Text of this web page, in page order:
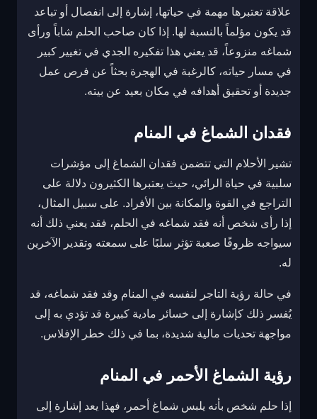
علاقة تعتبرها مهمة في حياتها، إشارة إلى انفصال أو تباعد
قد يكون مؤلماً بالنسبة لها. إذا كان صاحب الحلم شاباً ورأى
شماغه منزوعاً، قد يعني هذا تفكيره الجدي في تغيير كبير
في مسار حياته، كالرغبة في الهجرة بحثاً عن فرص عمل
جديدة أو تحقيق أهدافه في مكان بعيد عن بيته.
فقدان الشماغ في المنام
تشير الأحلام التي تتضمن فقدان الشماغ إلى مؤشرات
سلبية في حياة الرائي، حيث يعتبرها الكثيرون دلالة على
التراجع في القوة والمكانة بين الأفراد. على سبيل المثال،
إذا رأى شخص أنه فقد شماغه في الحلم، فقد يعني ذلك أنه
سيواجه ظروفًا صعبة تؤثر سلبًا على سمعته وتقدير الآخرين
له.
في حالة رؤية التاجر لنفسه في المنام وقد فقد شماغه، قد
يُفسر ذلك كإشارة إلى خسائر مادية كبيرة قد تؤدي به إلى
مواجهة تحديات مالية شديدة، بما في ذلك خطر الإفلاس.
رؤية الشماغ الأحمر في المنام
إذا حلم شخص بأنه يلبس شماغ أحمر، فهذا يعد إشارة إلى